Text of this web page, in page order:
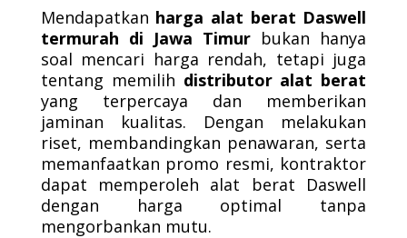
Mendapatkan harga alat berat Daswell
termurah di Jawa Timur bukan hanya
soal mencari harga rendah, tetapi juga
tentang memilih distributor alat berat
yang terpercaya dan memberikan
jaminan kualitas. Dengan melakukan
riset, membandingkan penawaran, serta
memanfaatkan promo resmi, kontraktor
dapat memperoleh alat berat Daswell
dengan harga optimal tanpa
mengorbankan mutu.